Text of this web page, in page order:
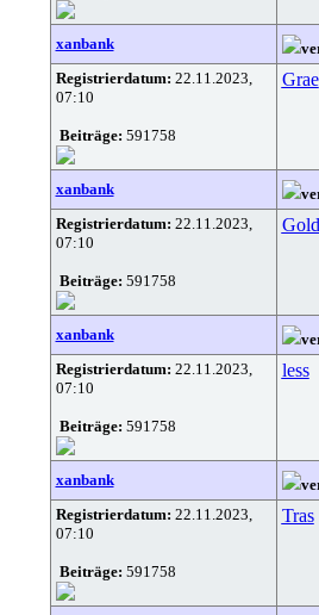
xanbank
Registrierdatum: 22.11.2023,
07:10
Beiträge: 591758
Grae
xanbank
Registrierdatum: 22.11.2023,
07:10
Beiträge: 591758
Gold
xanbank
Registrierdatum: 22.11.2023,
07:10
Beiträge: 591758
less
xanbank
Registrierdatum: 22.11.2023,
07:10
Beiträge: 591758
Tras